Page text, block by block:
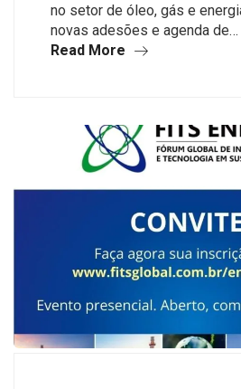
no setor de óleo, gás e
novas adesões e agenda de…
Read More